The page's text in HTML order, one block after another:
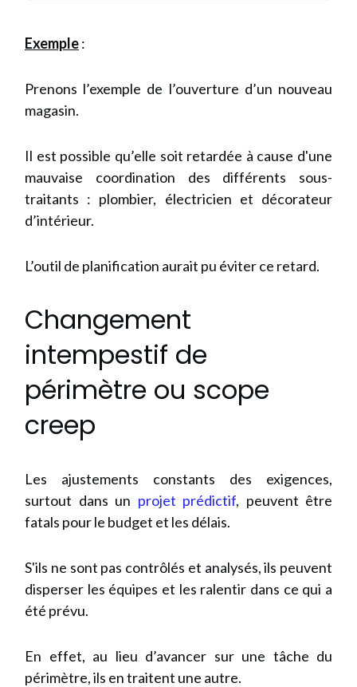
Exemple:
Prenons l’exemple de l’ouverture d’un nouveau
magasin.
Il est possible qu’elle soit retardée à cause d'une
mauvaise coordination des différents sous-
traitants : plombier, électricien et décorateur
d’intérieur.
L’outil de planification aurait pu éviter ce retard.
Changement
intempestif de
périmètre ou scope
creep
Les ajustements constants des exigences,
surtout dans un projet prédictif, peuvent être
fatals pour le budget et les délais.
S'ils ne sont pas contrôlés et analysés, ils peuvent
disperser les équipes et les ralentir dans ce qui a
été prévu.
En effet, au lieu d’avancer sur une tâche du
périmètre, ils en traitent une autre.